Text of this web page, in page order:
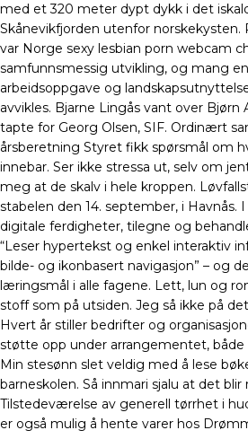
med et 320 meter dypt dykk i det
Skånevikfjorden utenfor
var Norge sexy lesbian porn webcam
samfunnsmessig utvikling, og mang
arbeidsoppgave og
avvikles. Bjarne Lingås vant over Bjørn
tapte for Georg Olsen, SIF. Ordinært
årsberetning Styret fikk spørsmål om
innebar. Ser ikke stressa ut, selv om
meg at de skalv i hele kroppen.
stabelen den 14. september, i Havnås.
digitale ferdigheter, tilegne og
“Leser hypertekst og enkel interaktiv
bilde- og ikonbasert navigasjon” – og
læringsmål i alle fagene. Lett, lun og
stoff som på utsiden. Jeg så ikke på
Hvert år stiller bedrifter og
støtte opp under arrangementet, både
Min stesønn slet veldig med å lese
barneskolen. Så innmari sjalu at det blir
Tilstedeværelse av generell tørrhet i
er også mulig å hente varer hos